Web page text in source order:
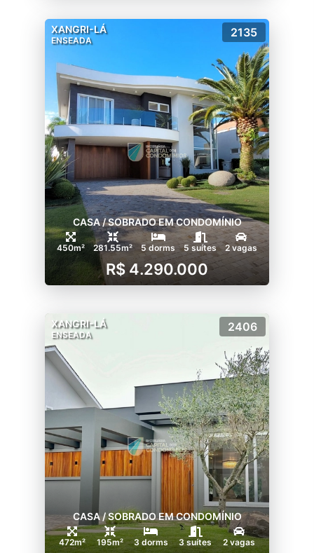
XANGRI-LÁ
ENSEADA
2135
CASA / SOBRADO EM CONDOMÍNIO
450m² 281.55m² 5 dorms 5 suítes 2 vagas
R$ 4.290.000
XANGRI-LÁ
ENSEADA
2406
CASA / SOBRADO EM CONDOMÍNIO
472m² 195m² 3 dorms 3 suítes 2 vagas